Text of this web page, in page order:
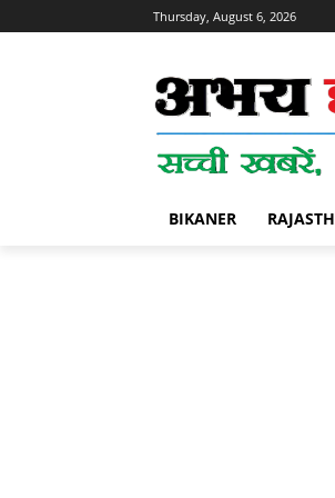
Thursday, August 6, 2026
BIKANER